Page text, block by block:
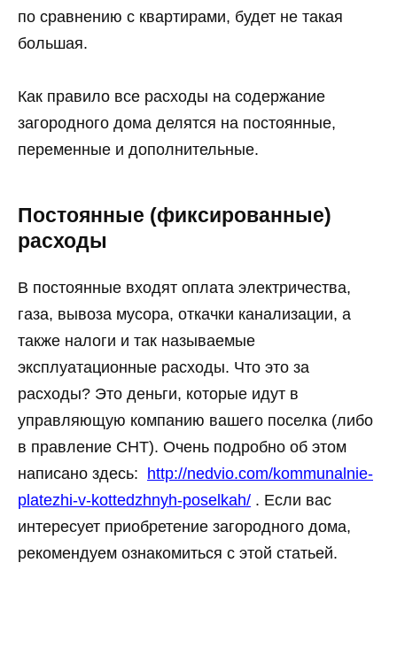
по сравнению с квартирами, будет не такая
большая.
Как правило все расходы на содержание
загородного дома делятся на постоянные,
переменные и дополнительные.
Постоянные (фиксированные)
расходы
В постоянные входят оплата электричества,
газа, вывоза мусора, откачки канализации, а
также налоги и так называемые
эксплуатационные расходы. Что это за
расходы? Это деньги, которые идут в
управляющую компанию вашего поселка (либо
в правление СНТ). Очень подробно об этом
написано здесь: http://nedvio.com/kommunalnie-
platezhi-v-kottedzhnyh-poselkah/ . Если вас
интересует приобретение загородного дома,
рекомендуем ознакомиться с этой статьей.